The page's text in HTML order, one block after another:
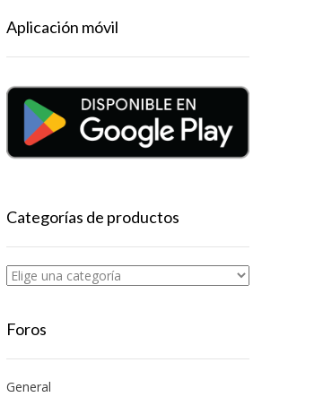
Aplicación móvil
Categorías de productos
Foros
General